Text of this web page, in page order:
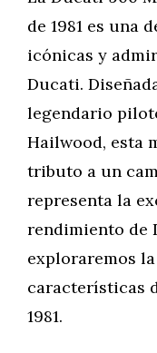
de 1981 es una
icónicas y
Ducati.
legendario
Hailwood, esta
tributo a un
representa la
rendimiento de
exploraremos
características
1981.